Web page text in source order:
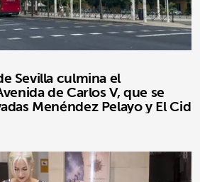
Sevilla culmina el
de Carlos V, que se
Menéndez Pelayo y El Cid